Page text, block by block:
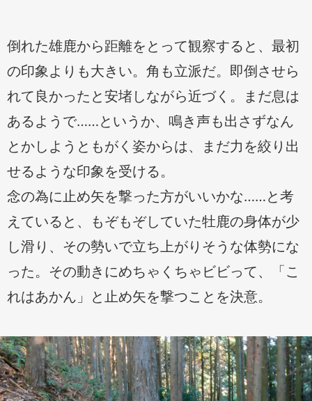
倒れた雄鹿から距離をとって観察すると、最初
の印象よりも大きい。角も立派だ。即倒させら
れて良かったと安堵しながら近づく。まだ息は
あるようで……というか、鳴き声も出さずなん
とかしようともがく姿からは、まだ力を絞り出
せるような印象を受ける。
念の為に止め矢を撃った方がいいかな……と考
えていると、もぞもぞしていた牡鹿の身体が少
し滑り、その勢いで立ち上がりそうな体勢にな
った。その動きにめちゃくちゃビビって、「こ
れはあかん」と止め矢を撃つことを決意。